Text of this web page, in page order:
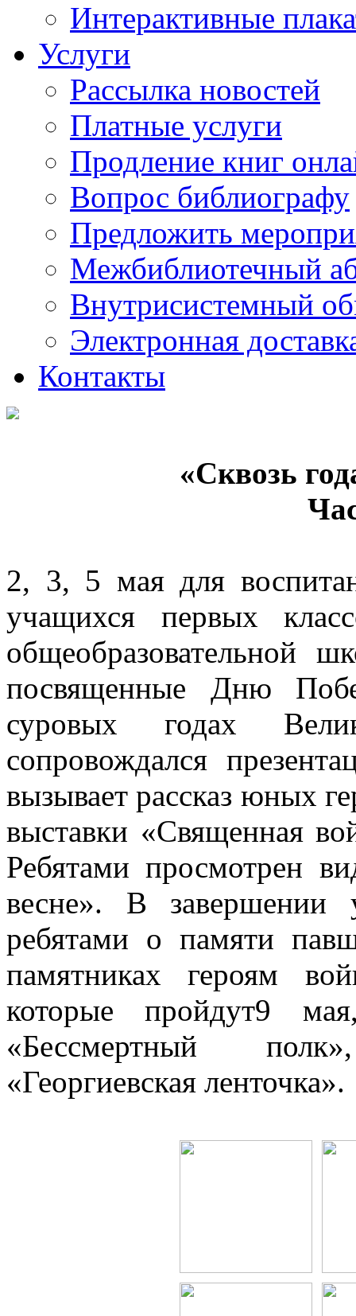
Интерактивные
Услуги
Рассылка новостей
Платные услуги
Продление книг
Вопрос библиографу
Предложить
Межбиблиотечный
Внутрисистемный
Электронная
Контакты
«Сквозь
2, 3, 5 мая для
учащихся первых
посвященные Дню
суровых годах
сопровождался
вызывает рассказ юных
выставки «Священная
Ребятами просмотрен
весне». В завершении
ребятами о памяти
памятниках героям
которые пройдут9
«Бессмертный
«Георгиевская ленточка».